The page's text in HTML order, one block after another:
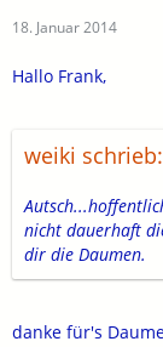
18. Januar 2014
Hallo Frank,
weiki schrieb:
nicht dauerhaft
dir die Daumen.
danke für's